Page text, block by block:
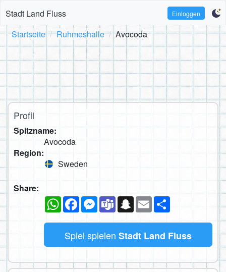
Stadt Land Fluss Einloggen
Startseite Ruhmeshalle Avocoda
Profil
Spitzname:
Avocoda
Region:
Sweden
Share:
WhatsAppFacebookMessenger
TeamsSnapchat
Email
Spiel spielen Stadt Land Fluss